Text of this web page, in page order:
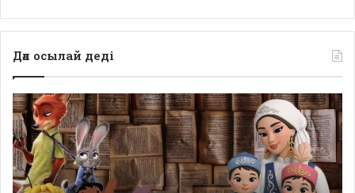
Дәл осылай деді
Депутаттар
дабыл
қақты:
Қазақстанда
балаларға
арналған